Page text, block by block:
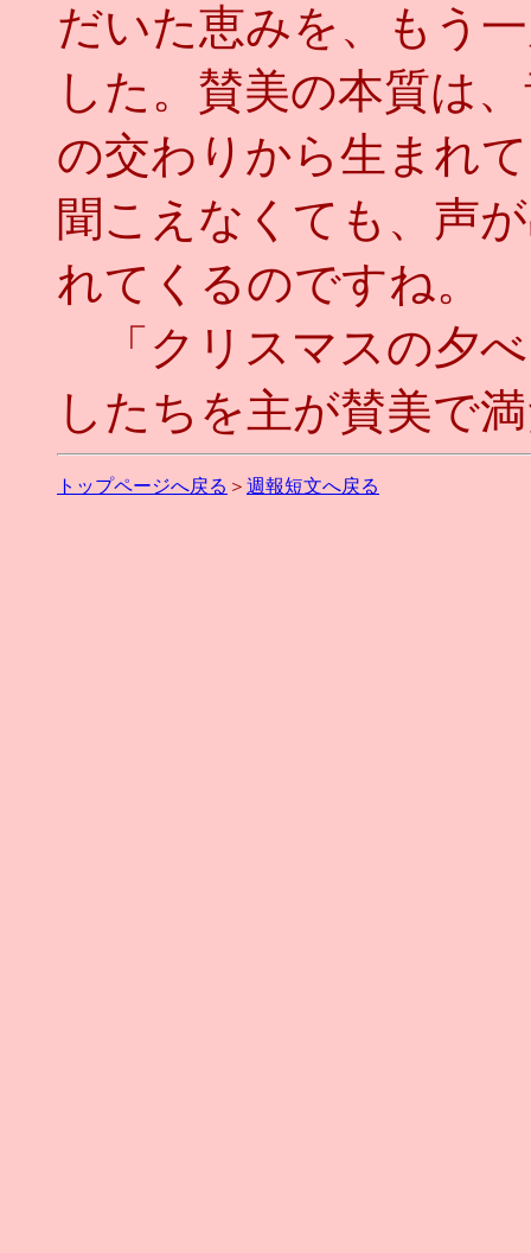
だいた恵みを、もう
した。賛美の本質は
の交わりから生まれ
聞こえなくても、声
れてくるのですね。
「クリスマスの夕
したちを主が賛美で
トップページへ戻る ＞ 週報短文へ戻る